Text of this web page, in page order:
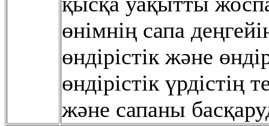
өнімнің сапа
өндірістік жəне
өндірістік
жəне сапаны